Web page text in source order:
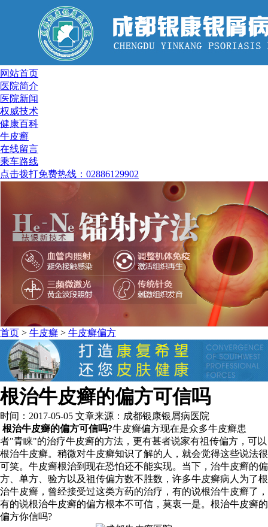
网站首页
医院简介
医院新闻
权威技术
健康百科
牛皮癣
在线留言
乘车路线
点击拨打免费热线：02886129902
首页 > 牛皮癣 > 牛皮癣偏方
根治牛皮癣的偏方可信吗
时间：2017-05-05 文章来源：成都银康银屑病医院
根治牛皮癣的偏方可信吗?牛皮癣偏方现在是众多牛皮癣患
者"青睐"的治疗牛皮癣的方法，更有甚者说家有祖传偏方，可以
根治牛皮癣。稍微对牛皮癣知识了解的人，就会觉得这些说法很
可笑。牛皮癣根治到现在恐怕还不能实现。当下，治牛皮癣的偏
方、单方、验方以及祖传偏方数不胜数，许多牛皮癣病人为了根
治牛皮癣，曾经接受过这类方药的治疗，有的说根治牛皮癣了，
有的说根治牛皮癣的偏方根本不可信，莫衷一是。根治牛皮癣的
偏方你信吗?